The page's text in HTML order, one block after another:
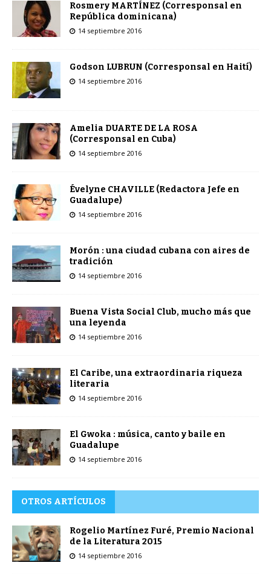
Rosmery MARTÍNEZ (Corresponsal en
República dominicana)
14 septiembre 2016
Godson LUBRUN (Corresponsal en Haití)
14 septiembre 2016
Amelia DUARTE DE LA ROSA
(Corresponsal en Cuba)
14 septiembre 2016
Évelyne CHAVILLE (Redactora Jefe en
Guadalupe)
14 septiembre 2016
Morón : una ciudad cubana con aires de
tradición
14 septiembre 2016
Buena Vista Social Club, mucho más que
una leyenda
14 septiembre 2016
El Caribe, una extraordinaria riqueza
literaria
14 septiembre 2016
El Gwoka : música, canto y baile en
Guadalupe
14 septiembre 2016
OTROS ARTÍCULOS
Rogelio Martínez Furé, Premio Nacional
de la Literatura 2015
14 septiembre 2016